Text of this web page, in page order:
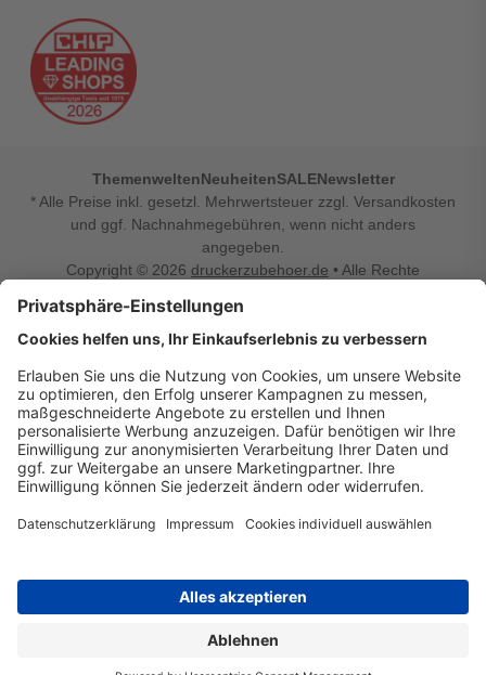
ThemenweltenNeuheitenSALENewsletter
* Alle Preise inkl. gesetzl. Mehrwertsteuer zzgl. Versandkosten
und ggf. Nachnahmegebühren, wenn nicht anders
angegeben.
Copyright © 2026 druckerzubehoer.de • Alle Rechte
Vertrag widerrufen
Druckerzubehoer.de – preiswerte Qualität für Ihr Office
Sie sind auf der Suche nach dem passenden Druckerzubehör
oder Zubehör für das Büro, den Computer oder Ihr
Smartphone? Dann sind Sie bei Druckerzubehoer.de genau
richtig! Unser breites Sortiment bietet unter anderem Tinte
und Toner für alle gängigen Druckermodelle – großer sowie
kleiner Hersteller. Zugleich sind wir Ihr Online Fachhandel für
einrichten, die Werkstatt ausstatten oder den Alltag mit
was Ihren Arbeitsplatz noch komfortabler macht, finden Sie
bei uns auch Bastelspaß, Schulbedarf, Beleuchtung,
für die ganze Familie. Entdecken Sie günstige Angebote und
allerlei Ideen auf Druckerzubehoer.de!